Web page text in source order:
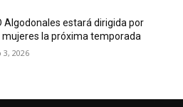
Algodonales estará dirigida por
mujeres la próxima temporada
3, 2026